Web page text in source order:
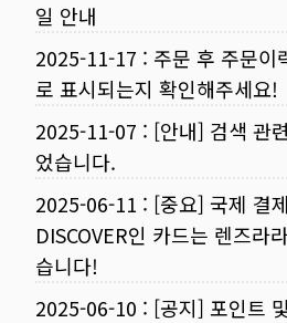
일 안내
2025-11-17 : 주문 후 주문이
로 표시되는지 확인해주세요!
2025-11-07 : [안내] 검색 관
었습니다.
2025-06-11 : [중요] 국제 결
DISCOVER인 카드는 렌즈라
습니다!
2025-06-10 : [공지] 포인트